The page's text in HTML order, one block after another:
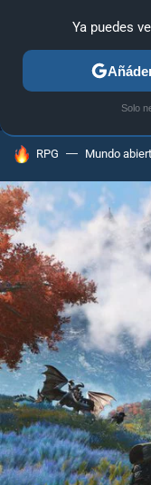
MENÚ
GUÍAS
HOY SE HABLA DE
RPG Mundo
Ya puedes
Solo